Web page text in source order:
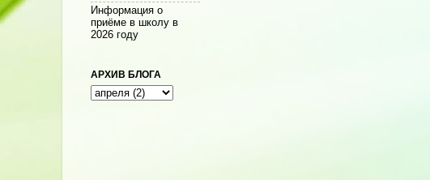
Информация о
приёме в школу в
2026 году
АРХИВ БЛОГА